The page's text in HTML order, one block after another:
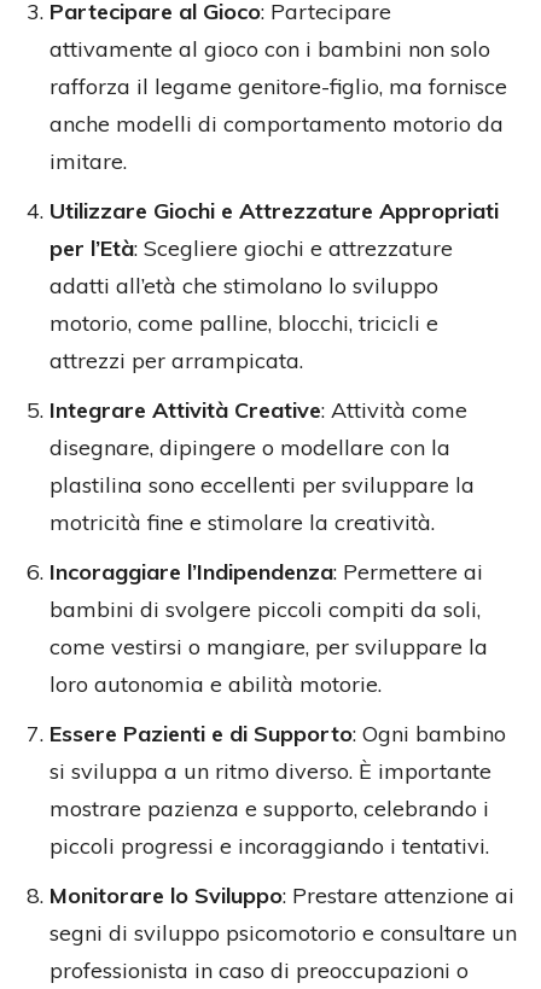
Partecipare al Gioco: Partecipare
attivamente al gioco con i bambini non solo
rafforza il legame genitore-figlio, ma fornisce
anche modelli di comportamento motorio da
imitare.
Utilizzare Giochi e Attrezzature Appropriati
per l’Età: Scegliere giochi e attrezzature
adatti all’età che stimolano lo sviluppo
motorio, come palline, blocchi, tricicli e
attrezzi per arrampicata.
Integrare Attività Creative: Attività come
disegnare, dipingere o modellare con la
plastilina sono eccellenti per sviluppare la
motricità fine e stimolare la creatività.
Incoraggiare l’Indipendenza: Permettere ai
bambini di svolgere piccoli compiti da soli,
come vestirsi o mangiare, per sviluppare la
loro autonomia e abilità motorie.
Essere Pazienti e di Supporto: Ogni bambino
si sviluppa a un ritmo diverso. È importante
mostrare pazienza e supporto, celebrando i
piccoli progressi e incoraggiando i tentativi.
Monitorare lo Sviluppo: Prestare attenzione ai
segni di sviluppo psicomotorio e consultare un
professionista in caso di preoccupazioni o